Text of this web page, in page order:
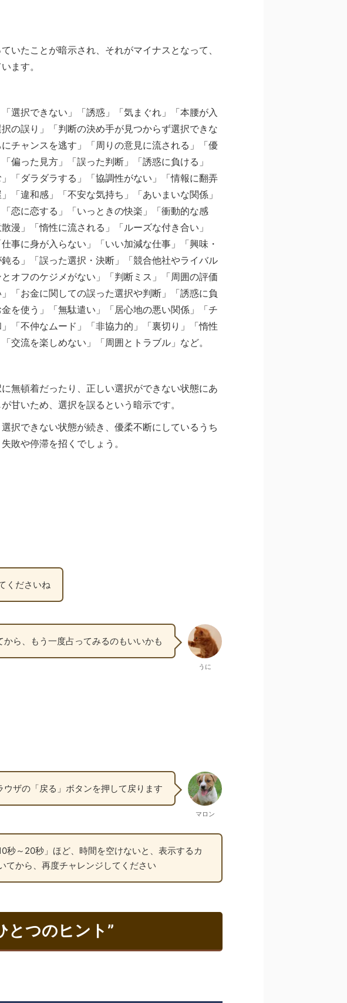
いたことが暗示され、それがマイナスとなって、
ます。
選択できない」「誘惑」「気まぐれ」「本腰が入
の誤り」「判断の決め手が見つからず選択できな
チャンスを逃す」「周りの意見に流される」「優
偏った見方」「誤った判断」「誘惑に負ける」
」「ダラダラする」「協調性がない」「情報に翻弄
「違和感」「不安な気持ち」「あいまいな関係」
恋に恋する」「いっときの快楽」「衝動的な感
漫」「惰性に流される」「ルーズな付き合い」
事に身が入らない」「いい加減な仕事」「興味・
る」「誤った選択・決断」「競合他社やライバル
オフのケジメがない」「判断ミス」「周囲の評価
「お金に関しての誤った選択や判断」「誘惑に負
を使う」「無駄遣い」「居心地の悪い関係」「チ
「不仲なムード」「非協力的」「裏切り」「惰性
交流を楽しめない」「周囲とトラブル」など。
無頓着だったり、正しい選択ができない状態にあ
甘いため、選択を誤るという暗示です。
択できない状態が続き、優柔不断にしているうち
敗や停滞を招くでしょう。
くださいね
ら、もう一度占ってみるのもいいかも
うに
ザの「戻る」ボタンを押して戻ります
マロン
秒～20秒」ほど、時間を空けないと、表示するカ
てから、再度チャレンジしてください
とつのヒント”